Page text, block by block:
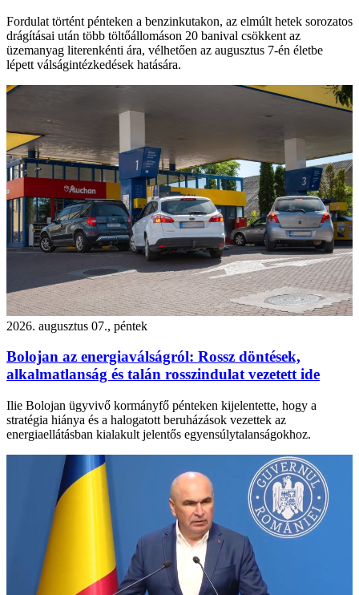
Fordulat történt pénteken a benzinkutakon, az elmúlt hetek sorozatos
drágításai után több töltőállomáson 20 banival csökkent az
üzemanyag literenkénti ára, vélhetően az augusztus 7-én életbe
lépett válságintézkedések hatására.
2026. augusztus 07., péntek
Bolojan az energiaválságról: Rossz döntések,
alkalmatlanság és talán rosszindulat vezetett ide
Ilie Bolojan ügyvivő kormányfő pénteken kijelentette, hogy a
stratégia hiánya és a halogatott beruházások vezettek az
energiaellátásban kialakult jelentős egyensúlytalanságokhoz.